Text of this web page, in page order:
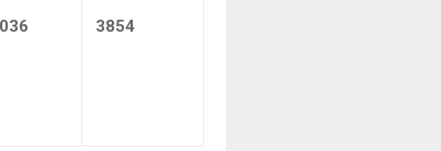
3854